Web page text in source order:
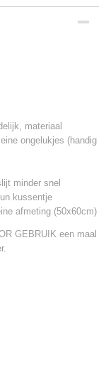
materiaal
ongelukjes (handig
minder snel
kussentje
afmeting (50x60cm)
GEBRUIK een maal